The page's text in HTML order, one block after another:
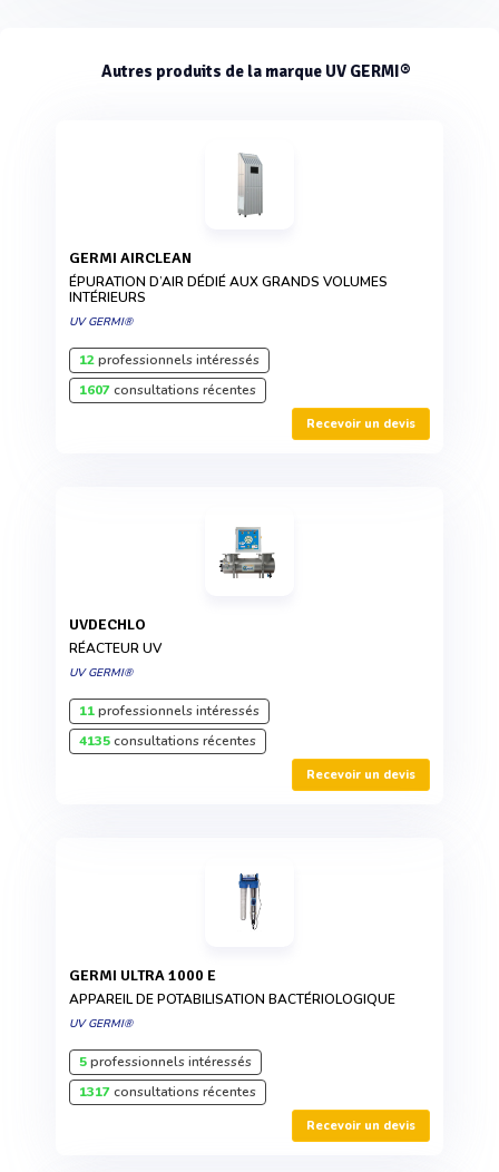
Autres produits de la marque UV GERMI®
GERMI AIRCLEAN
ÉPURATION D’AIR DÉDIÉ AUX GRANDS VOLUMES
INTÉRIEURS
UV GERMI®
12professionnels intéressés
1607consultations récentes
Recevoir un devis
UVDECHLO
RÉACTEUR UV
UV GERMI®
11professionnels intéressés
4135consultations récentes
Recevoir un devis
GERMI ULTRA 1000 E
APPAREIL DE POTABILISATION BACTÉRIOLOGIQUE
UV GERMI®
5professionnels intéressés
1317consultations récentes
Recevoir un devis